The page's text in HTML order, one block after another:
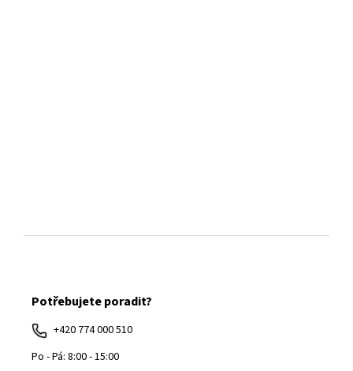
Potřebujete poradit?
+420 774 000 510
Po - Pá: 8:00 - 15:00